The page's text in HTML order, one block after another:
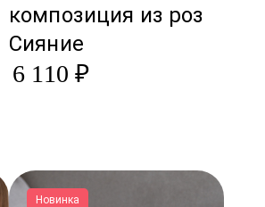
композиция из роз
Сияние
6 110 ₽
Новинка